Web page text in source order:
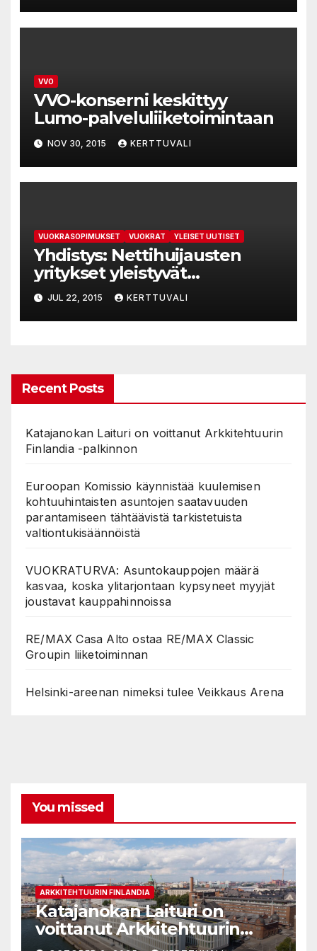
VVO
VVO-konserni keskittyy
Lumo-palveluliiketoimintaan
NOV 30, 2015 KERTTUVALI
VUOKRASOPIMUKSET VUOKRAT YLEISET UUTISET
Yhdistys: Nettihuijausten
yritykset yleistyvät
vuokramarkkinoilla
JUL 22, 2015 KERTTUVALI
Recent Posts
Katajanokan Laituri on voittanut Arkkitehtuurin
Finlandia -palkinnon
Euroopan Komissio käynnistää kuulemisen
kohtuuhintaisten asuntojen saatavuuden
parantamiseen tähtäävistä tarkistetuista
valtiontukisäännöistä
VUOKRATURVA: Asuntokauppojen määrä
kasvaa, koska ylitarjontaan kypsyneet myyjät
joustavat kauppahinnoissa
RE/MAX Casa Alto ostaa RE/MAX Classic
Groupin liiketoiminnan
Helsinki-areenan nimeksi tulee Veikkaus Arena
You missed
ARKKITEHTUURIN FINLANDIA
Katajanokan Laituri on
voittanut Arkkitehtuurin
Finlandia -palkinnon